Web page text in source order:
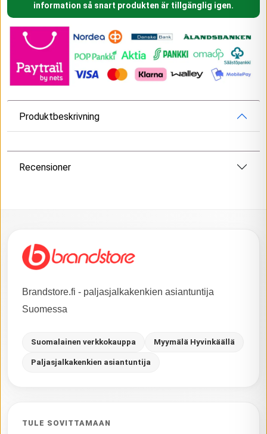
information så snart produkten är tillgänglig igen.
Produktbeskrivning
Recensioner
Brandstore.fi - paljasjalkakenkien asiantuntija
Suomessa
Suomalainen verkkokauppa Myymälä Hyvinkäällä
Paljasjalkakenkien asiantuntija
TULE SOVITTAMAAN